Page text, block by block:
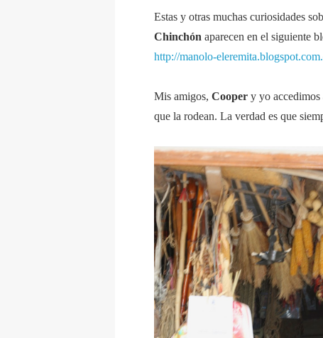
Estas y otras muchas curiosidades
Chinchón aparecen en el siguiente
http://manolo-
Mis amigos, Cooper y yo accedimos
que la rodean. La verdad es que